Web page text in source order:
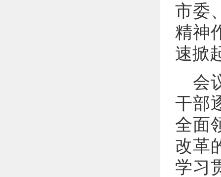
市委
精神
速掀
会
干部
全面
改革
学习